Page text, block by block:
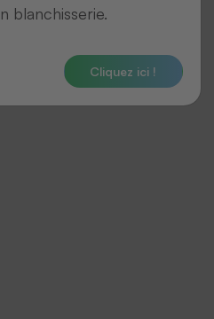
blanchisserie.
Cliquez ici !